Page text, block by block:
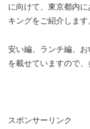
に向けて、東京都内
キングをご紹介します
安い編、ランチ編、
を載せていますので
スポンサーリンク